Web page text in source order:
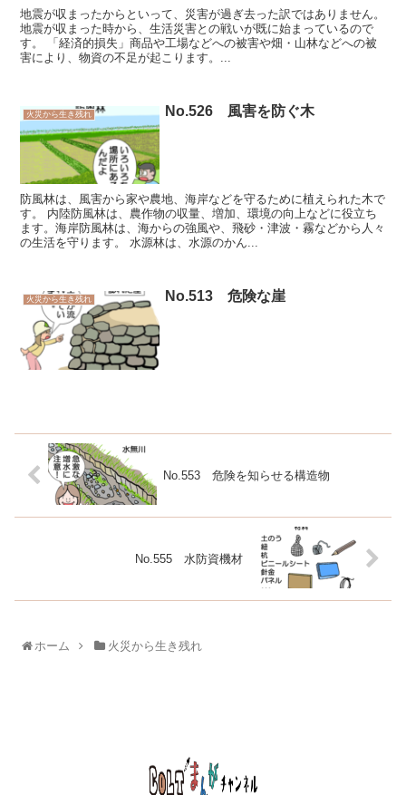
地震が収まったからといって、災害が過ぎ去った訳ではありません。
地震が収まった時から、生活災害との戦いが既に始まっているので
す。 「経済的損失」商品や工場などへの被害や畑・山林などへの被
害により、物資の不足が起こります。...
火災から生き残れ No.526 風害を防ぐ木
防風林は、風害から家や農地、海岸などを守るために植えられた木で
す。 内陸防風林は、農作物の収量、増加、環境の向上などに役立ち
ます。海岸防風林は、海からの強風や、飛砂・津波・霧などから人々
の生活を守ります。 水源林は、水源のかん...
火災から生き残れ No.513 危険な崖
No.553 危険を知らせる構造物
No.555 水防資機材
ホーム 火災から生き残れ